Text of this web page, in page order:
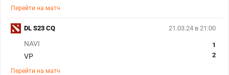
Перейти на матч
21.03.24 в 21:00
NAVI
VP
1
2
Перейти на матч
DL S23 CQ